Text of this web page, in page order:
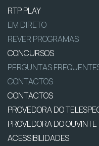
RTP PLAY
EM DIRETO
REVER PROGRAMAS
CONCURSOS
PERGUNTAS
CONTACTOS
CONTACTOS
PROVEDORA DO
PROVEDORA DO OUVINTE
ACESSIBILIDADES